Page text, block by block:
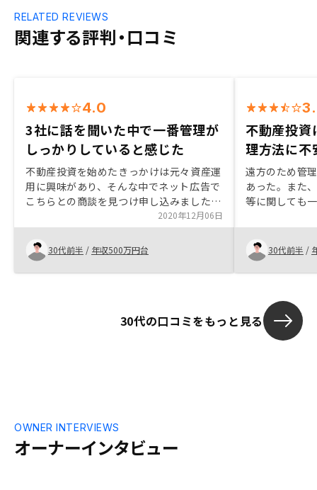
関連する評判・口コミ
RELATED REVIEWS
4.0
3社に話を聞いた中で一番管理が
しっかりしていると感じた
不動産投資を始めたきっかけは元々資産運
用に興味があり、そんな中でネット広告で
こちらとの商談を見つけ申し込みました。
メリットデメリットを理解した上で他社と
計3社話を聞きました。その結果、こちら
が1番管理がしっかりしていると感じたの
で契約を決めました。契約するにあたって
提出書類等準備期限が短くそれに関しては
2020年12月06日
30代前半 / 年収500万円台
不動産投資
理方法に不
遠方のため管
あった。また
等に関しても
い生命保険を
代わりにもな
せることは大
でき、始める
に訂正しない
絡してもらえ
をなくすこと
30代前半 /
30代の口コミをもっと見る
オーナーインタビュー
OWNER INTERVIEWS